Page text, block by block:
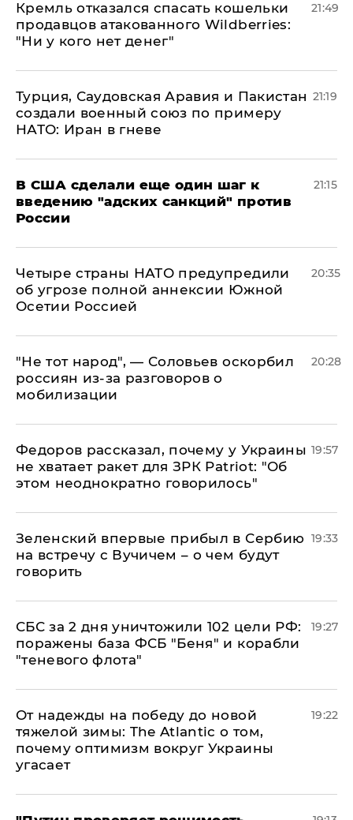
Кремль отказался спасать кошельки
продавцов атакованного Wildberries:
"Ни у кого нет денег"
21:49
Турция, Саудовская Аравия и Пакистан
создали военный союз по примеру
НАТО: Иран в гневе
21:19
В США сделали еще один шаг к
введению "адских санкций" против
России
21:15
Четыре страны НАТО предупредили
об угрозе полной аннексии Южной
Осетии Россией
20:35
​"Не тот народ", — Соловьев оскорбил
россиян из-за разговоров о
мобилизации
20:28
Федоров рассказал, почему у Украины
не хватает ракет для ЗРК Patriot: "Об
этом неоднократно говорилось"
19:57
Зеленский впервые прибыл в Сербию
на встречу с Вучичем – о чем будут
говорить
19:33
СБС за 2 дня уничтожили 102 цели РФ:
поражены база ФСБ "Беня" и корабли
"теневого флота"
19:27
От надежды на победу до новой
тяжелой зимы: The Atlantic о том,
почему оптимизм вокруг Украины
угасает
19:22